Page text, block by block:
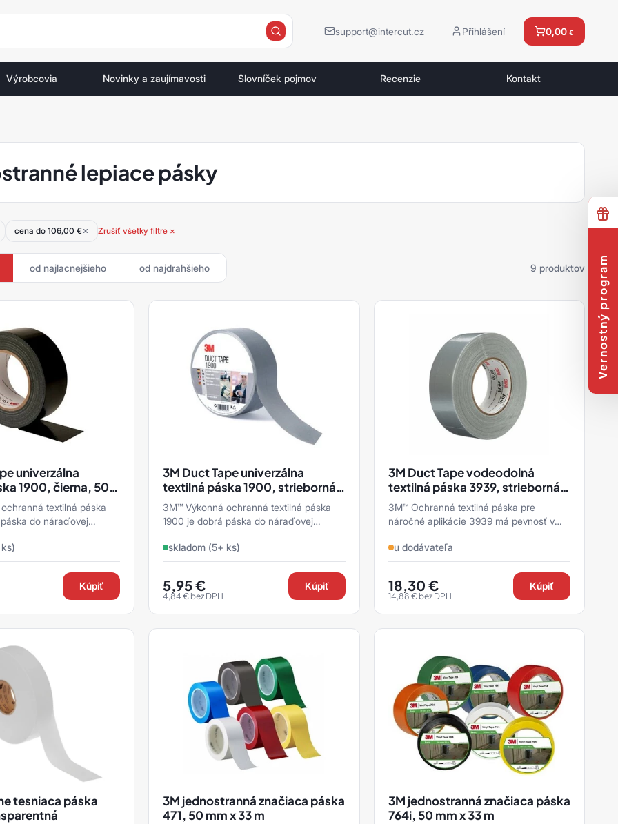
support@intercut.cz Přihlášení 0,00 €
Výrobcovia Novinky a zaujímavosti Slovníček pojmov Recenzie Kontakt
lepiace pásky
cena do 106,00 € Zrušiť všetky filtre ×
od najlacnejšieho od najdrahšieho 9 produktov
univerzálna
1900, čierna, 50
textilná páska
do náraďovej
...
Kúpiť
3M Duct Tape univerzálna
textilná páska 1900, strieborná,
50 mm x 50 m
3M™ Výkonná ochranná textilná páska
1900 je dobrá páska do náraďovej
nenáročných tesnení, ...
skladom (5+ ks)
5,95€
4,84€ bez DPH
Kúpiť
3M Duct Tape vodeodolná
textilná páska 3939, strieborná,
48 mm x 55 m
3M™ Ochranná textilná páska pre
náročné aplikácie 3939 má pevnosť v
maskovanie, zaplátanie, zošíva ...
u dodávateľa
18,30 €
14,88 €bez DPH
Kúpiť
tesniaca páska
3M jednostranná značiaca páska
471, 50 mm x 33 m
3M jednostranná značiaca páska
764i, 50 mm x 33 m
Vernostný program